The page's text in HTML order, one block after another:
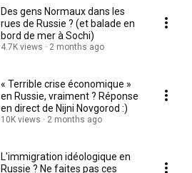
Des gens Normaux dans les
rues de Russie ? (et balade en
bord de mer à Sochi)
4.7K views 2 months ago
« Terrible crise économique »
en Russie, vraiment ? Réponse
en direct de Nijni Novgorod :)
10K views 2 months ago
L'immigration idéologique en
Russie ? Ne faites pas ces